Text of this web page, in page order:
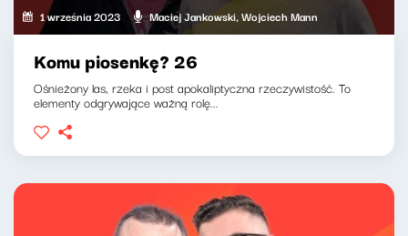
1 września 2023 Maciej Jankowski, Wojciech Mann
Komu piosenkę? 26
Ośnieżony las, rzeka i post apokaliptyczna rzeczywistość. To
elementy odgrywające ważną rolę...